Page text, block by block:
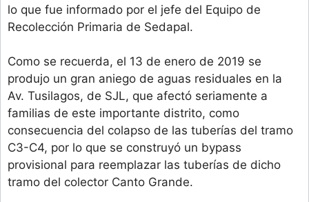
lo que fue informado por el jefe del Equipo de
Recolección Primaria de Sedapal.
Como se recuerda, el 13 de enero de 2019 se
produjo un gran aniego de aguas residuales en la
Av. Tusilagos, de SJL, que afectó seriamente a
familias de este importante distrito, como
consecuencia del colapso de las tuberías del tramo
C3-C4, por lo que se construyó un bypass
provisional para reemplazar las tuberías de dicho
tramo del colector Canto Grande.